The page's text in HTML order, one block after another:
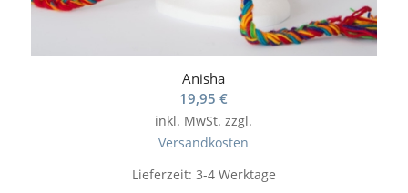
Anisha
19,95€
inkl. MwSt. zzgl.
Versandkosten
Lieferzeit: 3-4 Werktage